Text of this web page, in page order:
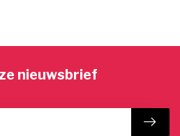
nieuwsbrief